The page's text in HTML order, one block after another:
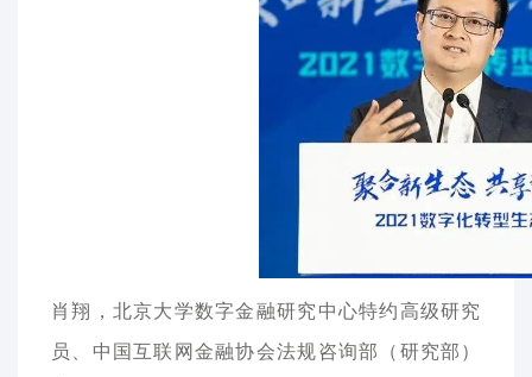
肖翔，北京大学数字金融研究中心特约高级研究
员、中国互联网金融协会法规咨询部（研究部）